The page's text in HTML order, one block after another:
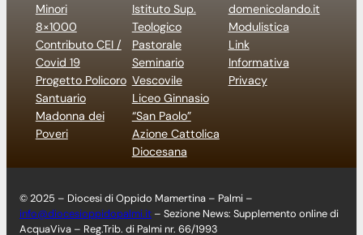
Minori
8×1000
Contributo CEI /
Covid 19
Progetto Policoro
Santuario
Madonna dei
Poveri
Istituto Sup.
Teologico
Pastorale
Seminario
Vescovile
Liceo Ginnasio
“San Paolo”
Azione Cattolica
Diocesana
domenicolando.it
Modulistica
Link
Informativa
Privacy
© 2025 – Diocesi di Oppido Mamertina – Palmi –
info@diocesioppidopalmi.it – Sezione News: Supplemento online di
AcquaViva – Reg.Trib. di Palmi nr. 66/1993